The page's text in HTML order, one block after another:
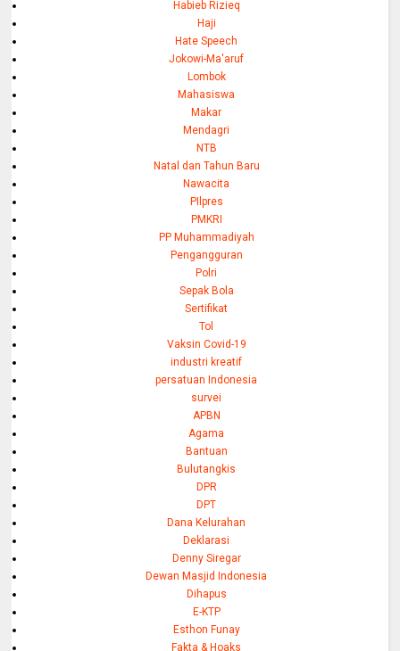
Habieb Rizieq
Haji
Hate Speech
Jokowi-Ma'aruf
Lombok
Mahasiswa
Makar
Mendagri
NTB
Natal dan Tahun Baru
Nawacita
PIlpres
PMKRI
PP Muhammadiyah
Pengangguran
Polri
Sepak Bola
Sertifikat
Tol
Vaksin Covid-19
industri kreatif
persatuan Indonesia
survei
APBN
Agama
Bantuan
Bulutangkis
DPR
DPT
Dana Kelurahan
Deklarasi
Denny Siregar
Dewan Masjid Indonesia
Dihapus
E-KTP
Esthon Funay
Fakta & Hoaks